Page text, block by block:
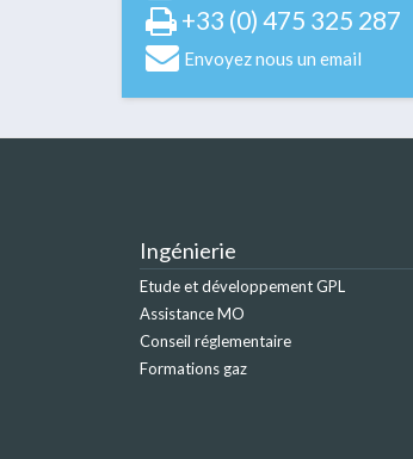
+33 (0) 475 325 287
Envoyez nous un email
Ingénierie
Etude et développement GPL
Assistance MO
Conseil réglementaire
Formations gaz